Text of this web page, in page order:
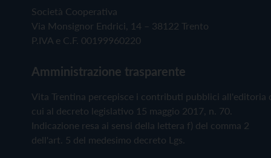
Società Cooperativa
Via Monsignor Endrici, 14 – 38122 Trento
P.IVA e C.F. 00199960220
Amministrazione trasparente
Vita Trentina percepisce i contributi pubblici all'editoria
cui al decreto legislativo 15 maggio 2017, n. 70.
Indicazione resa ai sensi della lettera f) del comma 2
dell'art. 5 del medesimo decreto Lgs.